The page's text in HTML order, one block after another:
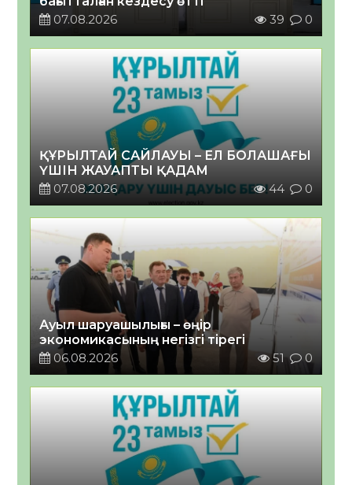
07.08.2026
39 0
ҚҰРЫЛТАЙ САЙЛАУЫ – ЕЛ БОЛАШАҒЫ
ҮШІН ЖАУАПТЫ ҚАДАМ
07.08.2026
44 0
Ауыл шаруашылығы – өңір
экономикасының негізгі тірегі
06.08.2026
51 0